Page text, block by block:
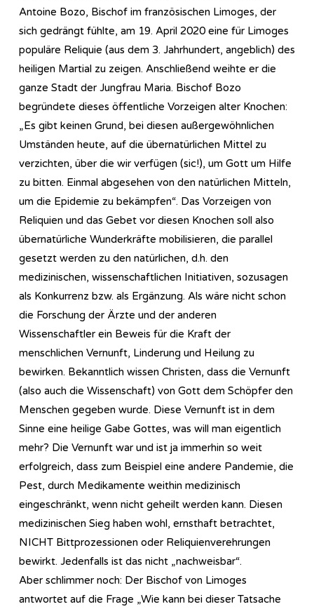
Antoine Bozo, Bischof im französischen Limoges, der
sich gedrängt fühlte, am 19. April 2020 eine für Limoges
populäre Reliquie (aus dem 3. Jahrhundert, angeblich) des
heiligen Martial zu zeigen. Anschließend weihte er die
ganze Stadt der Jungfrau Maria. Bischof Bozo
begründete dieses öffentliche Vorzeigen alter Knochen:
„Es gibt keinen Grund, bei diesen außergewöhnlichen
Umständen heute, auf die übernatürlichen Mittel zu
verzichten, über die wir verfügen (sic!), um Gott um Hilfe
zu bitten. Einmal abgesehen von den natürlichen Mitteln,
um die Epidemie zu bekämpfen“. Das Vorzeigen von
Reliquien und das Gebet vor diesen Knochen soll also
übernatürliche Wunderkräfte mobilisieren, die parallel
gesetzt werden zu den natürlichen, d.h. den
medizinischen, wissenschaftlichen Initiativen, sozusagen
als Konkurrenz bzw. als Ergänzung. Als wäre nicht schon
die Forschung der Ärzte und der anderen
Wissenschaftler ein Beweis für die Kraft der
menschlichen Vernunft, Linderung und Heilung zu
bewirken. Bekanntlich wissen Christen, dass die Vernunft
(also auch die Wissenschaft) von Gott dem Schöpfer den
Menschen gegeben wurde. Diese Vernunft ist in dem
Sinne eine heilige Gabe Gottes, was will man eigentlich
mehr? Die Vernunft war und ist ja immerhin so weit
erfolgreich, dass zum Beispiel eine andere Pandemie, die
Pest, durch Medikamente weithin medizinisch
eingeschränkt, wenn nicht geheilt werden kann. Diesen
medizinischen Sieg haben wohl, ernsthaft betrachtet,
NICHT Bittprozessionen oder Reliquienverehrungen
bewirkt. Jedenfalls ist das nicht „nachweisbar“.
Aber schlimmer noch: Der Bischof von Limoges
antwortet auf die Frage „Wie kann bei dieser Tatsache